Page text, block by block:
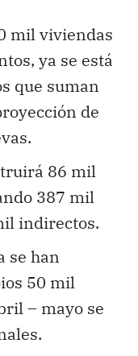
mil viviendas
ya se está
que suman
de
86 mil
387 mil
indirectos.
se han
50 mil
– mayo se